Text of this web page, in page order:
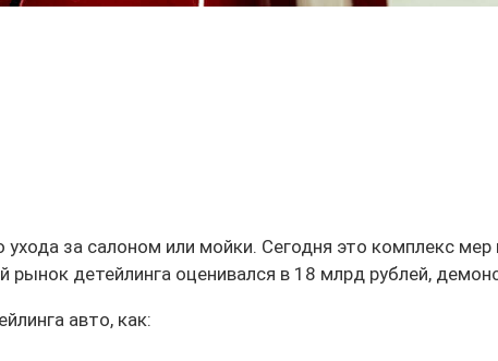
за салоном или мойки. Сегодня это комплекс
детейлинга оценивался в 18 млрд рублей,
авто, как: